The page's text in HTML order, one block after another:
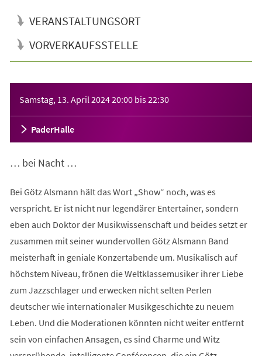
VERANSTALTUNGSORT
VORVERKAUFSSTELLE
Samstag, 13. April 202420:00 bis22:30
PaderHalle
… bei Nacht …
Bei Götz Alsmann hält das Wort „Show“ noch, was es
verspricht. Er ist nicht nur legendärer Entertainer, sondern
eben auch Doktor der Musikwissenschaft und beides setzt er
zusammen mit seiner wundervollen Götz Alsmann Band
meisterhaft in geniale Konzertabende um. Musikalisch auf
höchstem Niveau, frönen die Weltklassemusiker ihrer Liebe
zum Jazzschlager und erwecken nicht selten Perlen
deutscher wie internationaler Musikgeschichte zu neuem
Leben. Und die Moderationen könnten nicht weiter entfernt
sein von einfachen Ansagen, es sind Charme und Witz